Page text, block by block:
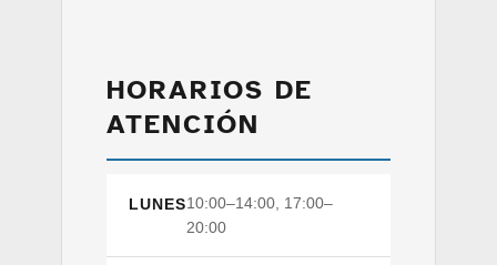
HORARIOS DE
ATENCIÓN
LUNES10:00–14:00, 17:00–
20:00